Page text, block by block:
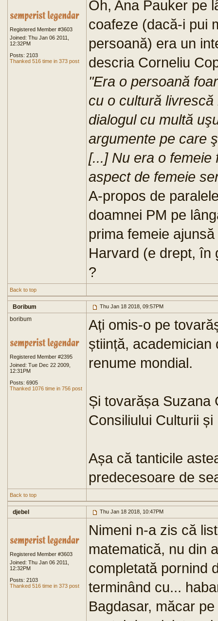
Registered Member #3603
Joined: Thu Jan 06 2011,
12:32PM
Posts: 2103
Thanked 516 time in 373 post
Oh, Ana Pauker pe
coafeze (dacă-i pui
persoană) era un
descria Corneliu
"Era o persoană
cu o cultură
dialogul cu multă
argumente pe care
[...] Nu era o
aspect de femeie
A-propos de
doamnei PM pe
prima femeie
Harvard (e drept,
?
Back to top
Boribum Thu Jan 18 2018, 09:57PM
boribum
Registered Member #2395
Joined: Tue Dec 22 2009,
12:31PM
Posts: 6905
Thanked 1076 time in 756 post
Ați omis-o pe
știință,
renume mondial.
Și tovarășa Suzana
Consiliului Culturii
Așa că tanticile
predecesoare de
Back to top
djebel Thu Jan 18 2018, 10:47PM
Registered Member #3603
Joined: Thu Jan 06 2011,
12:32PM
Posts: 2103
Thanked 516 time in 373 post
Nimeni n-a zis că
matematică, nu din
completată pornind
terminând cu...
Bagdasar, măcar